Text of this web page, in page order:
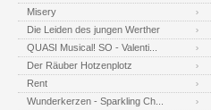
Misery
Die Leiden des jungen Werther
QUASI Musical! SO - Valenti...
Der Räuber Hotzenplotz
Rent
Wunderkerzen - Sparkling Ch...